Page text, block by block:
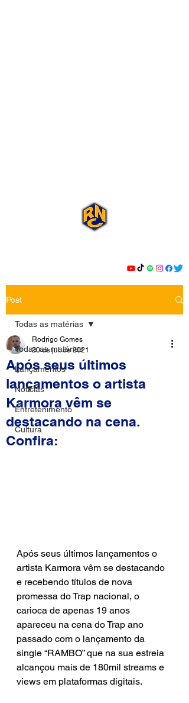
Post
Todas as matérias
Lançamentos
Notícias
Entretenimento
Cultura
Todas as matérias
Após seus últimos
lançamentos o artista
Karmora vêm se
destacando na cena.
Confira:
Rodrigo Gomes
20 de jul. de 2021
Após seus últimos lançamentos o
artista Karmora vêm se destacando
e recebendo títulos de nova
promessa do Trap nacional, o
carioca de apenas 19 anos
apareceu na cena do Trap ano
passado com o lançamento da
single “RAMBO” que na sua estreia
alcançou mais de 180mil streams e
views em plataformas digitais.